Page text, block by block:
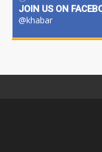
JOIN US ON
@khabar